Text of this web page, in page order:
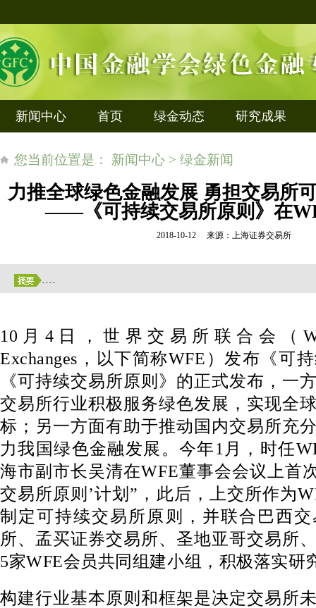
新闻中心 首页 绿金动态 研究成果
您当前位置是： 新闻中心 > 绿金新闻
力推全球绿色金融发展 勇担交易所
——《可持续交易所原则》在
2018-10-12 来源：上海证券交易所
....
10月4日，世界交易所联合会（
Exchanges，以下简称WFE）发布《可
《可持续交易所原则》的正式发布，一
交易所行业积极服务绿色发展，实现全
标；另一方面有助于推动国内交易所充
力我国绿色金融发展。今年1月，时任
海市副市长吴清在WFE董事会会议上首
交易所原则’计划”，此后，上交所作为
制定可持续交易所原则，并联合巴西
所、孟买证券交易所、圣地亚哥交易所
5家WFE会员共同组建小组，积极落实研
构建行业基本原则和框架是决定交易所